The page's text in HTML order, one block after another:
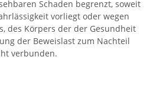
Schaden begrenzt, soweit
vorliegt oder wegen
des Körpers der der Gesundheit
der Beweislast zum Nachteil
verbunden.